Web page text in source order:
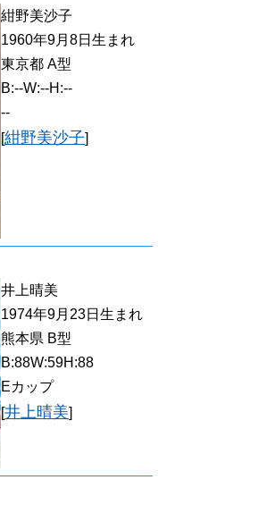
紺野美沙子
1960年9月8日生まれ
東京都 A型
B:--W:--H:--
--
[紺野美沙子]
井上晴美
1974年9月23日生まれ
熊本県 B型
B:88W:59H:88
Eカップ
[井上晴美]